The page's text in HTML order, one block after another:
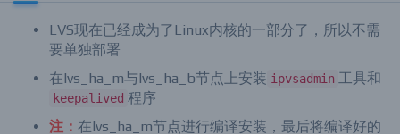
LVS现在已经成为了Linux内核的一部分了，所以不需
要单独部署
在lvs_ha_m与lvs_ha_b节点上安装 ipvsadmin 工具和
keepalived 程序
注： 在lvs_ha_m节点进行编译安装，最后将编译好的